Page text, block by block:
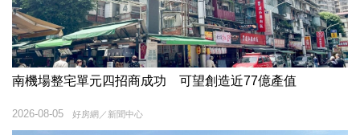
南機場整宅單元四招商成功 可望創造近77億產值
好房網／新聞中心
2026-08-05